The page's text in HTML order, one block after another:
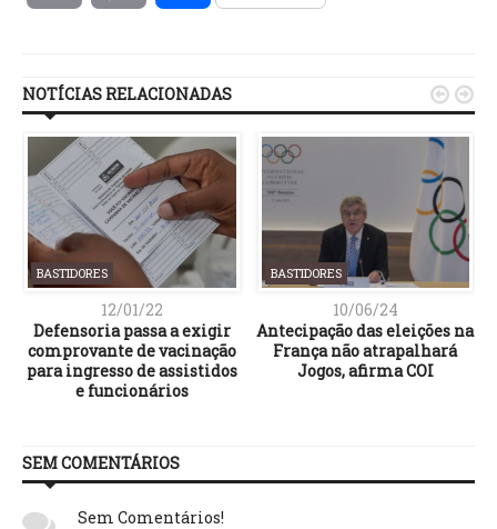
NOTÍCIAS RELACIONADAS
BASTIDORES
12/01/22
Defensoria passa a exigir
comprovante de vacinação
para ingresso de assistidos
e funcionários
BASTIDORES
10/06/24
Antecipação das eleições na
França não atrapalhará
Jogos, afirma COI
 
SEM COMENTÁRIOS
Sem Comentários!